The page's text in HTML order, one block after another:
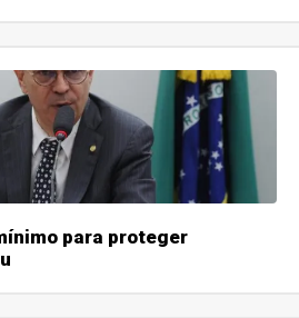
para proteger